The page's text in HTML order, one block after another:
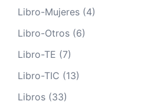
Libro-Mujeres (4)
Libro-Otros (6)
Libro-TE (7)
Libro-TIC (13)
Libros (33)